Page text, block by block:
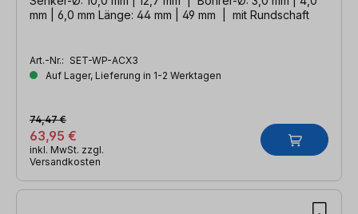
mm | 6,0 mm Länge: 44 mm | 49 mm | mit Rundschaft
Art.-Nr.: SET-WP-ACX3
Auf Lager, Lieferung in 1-2 Werktagen
63,95 €
74,47 €
inkl. MwSt. zzgl.
Versandkosten